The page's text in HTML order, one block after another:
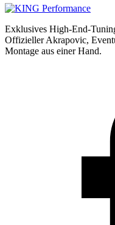
Exklusives High-End-
Offizieller Akrapovic,
Montage aus einer Hand.